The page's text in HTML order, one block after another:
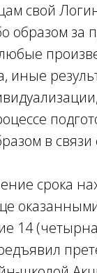
свой
образом
иные
в связи
срока
14